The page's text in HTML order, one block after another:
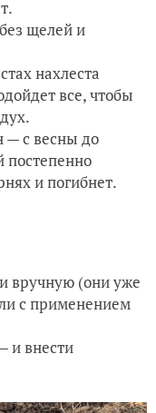
щелей и
нахлеста
все, чтобы
— с весны до
постепенно
и погибнет.
вручную (они уже
с применением
и внести